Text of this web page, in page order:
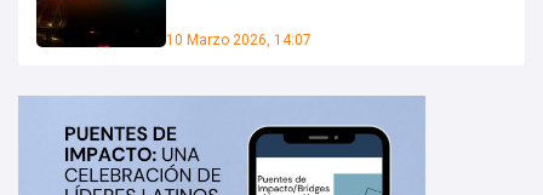
10 Marzo 2026, 14:07